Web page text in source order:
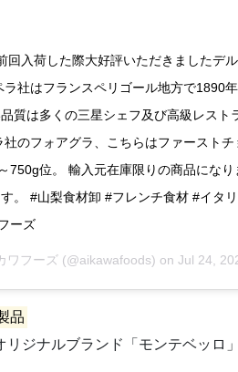
回入荷した際大好評いただきましたデ
社はフランスペリゴール地方で1890
質は多くの三星シェフ及び高級レスト
のフォアグラ、こちらはファースト
750g位。 輸入元在庫限りの商品にな
。 #山梨食材卸 #フレンチ食材 #イタ
ーズ
ワフーズ(@aikawafoods) on Jul 24,
品
リジナルブランド「モンテベッロ